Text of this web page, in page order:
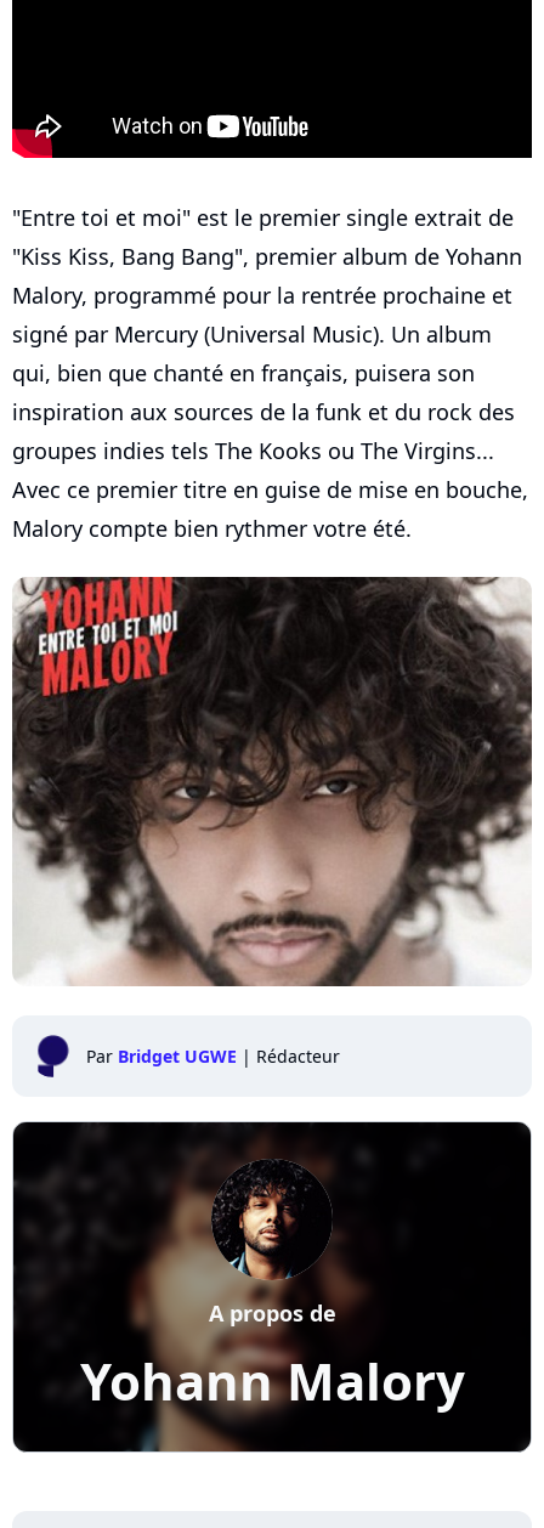
"Entre toi et moi" est le premier single extrait de
"Kiss Kiss, Bang Bang", premier album de Yohann
Malory, programmé pour la rentrée prochaine et
signé par Mercury (Universal Music). Un album
qui, bien que chanté en français, puisera son
inspiration aux sources de la funk et du rock des
groupes indies tels The Kooks ou The Virgins...
Avec ce premier titre en guise de mise en bouche,
Malory compte bien rythmer votre été.
Par Bridget UGWE | Rédacteur
Yohann Malory
A propos de